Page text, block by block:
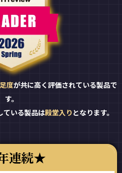
度が共に高く評価されている製品で
す。
ている製品は殿堂入り となります。
連続